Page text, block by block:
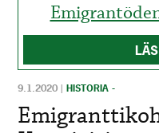
9.1.2020 |HISTORIA -